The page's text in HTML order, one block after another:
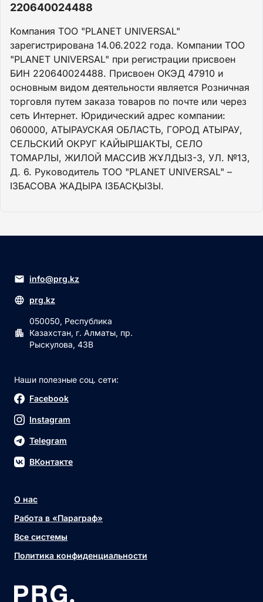
220640024488
Компания ТОО "PLANET UNIVERSAL"
зарегистрирована 14.06.2022 года. Компании ТОО
"PLANET UNIVERSAL" при регистрации присвоен
БИН 220640024488. Присвоен ОКЭД 47910 и
основным видом деятельности является Розничная
торговля путем заказа товаров по почте или через
сеть Интернет. Юридический адрес компании:
060000, АТЫРАУСКАЯ ОБЛАСТЬ, ГОРОД АТЫРАУ,
СЕЛЬСКИЙ ОКРУГ КАЙЫРШАКТЫ, СЕЛО
ТОМАРЛЫ, ЖИЛОЙ МАССИВ ЖҰЛДЫЗ-3, УЛ. №13,
Д. 6. Руководитель ТОО "PLANET UNIVERSAL" –
ІЗБАСОВА ЖАДЫРА ІЗБАСҚЫЗЫ.
info@prg.kz
prg.kz
050050, Республика
Казахстан, г. Алматы, пр.
Рыскулова, 43В
Наши полезные соц. сети:
Facebook
Instagram
Telegram
ВКонтакте
О нас
Работа в «Параграф»
Все системы
Политика конфиденциальности